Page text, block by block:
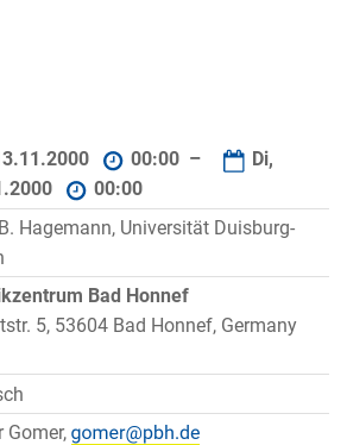
00:00 –
Di,
00:00
Hagemann, Universität Duisburg-
Bad Honnef
5, 53604 Bad Honnef, Germany
Gomer,